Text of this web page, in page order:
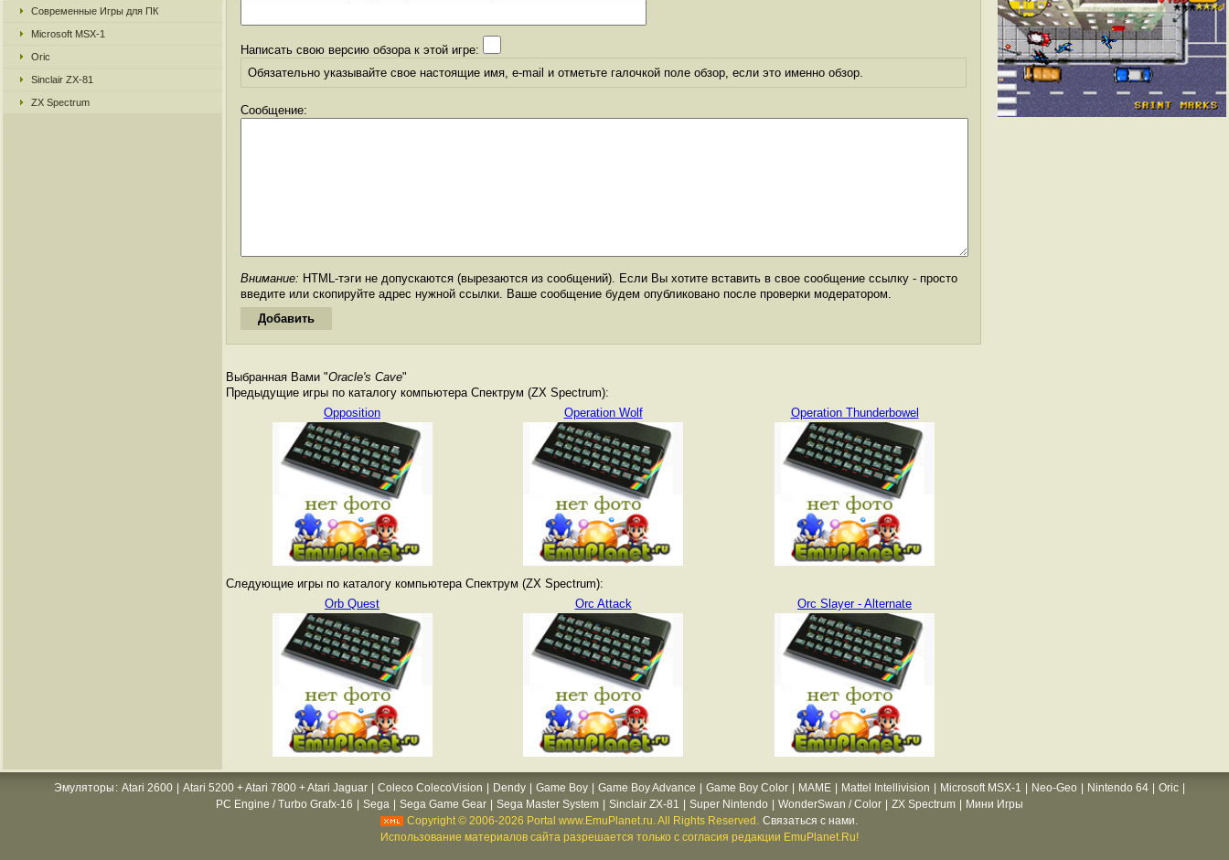
Современные Игры для ПК
Microsoft MSX-1
Oric
Sinclair ZX-81
ZX Spectrum
Написать свою версию обзора к этой игре:
Обязательно указывайте свое настоящие имя, e-mail и отметьте галочкой поле обзор, если это именно обзор.
Сообщение:
Внимание: HTML-тэги не допускаются (вырезаются из сообщений). Если Вы хотите вставить в свое сообщение ссылку - просто
введите или скопируйте адрес нужной ссылки. Ваше сообщение будем опубликовано после проверки модератором.
Выбранная Вами "Oracle's Cave"
Предыдущие игры по каталогу компьютера Спектрум (ZX Spectrum):
Opposition
Operation Wolf Operation Thunderbowel
Следующие игры по каталогу компьютера Спектрум (ZX Spectrum):
Orb Quest
Orc Attack Orc Slayer - Alternate
Эмуляторы : Atari 2600 Atari 5200 + Atari 7800 + Atari Jaguar Coleco ColecoVision Dendy Game Boy Game Boy Advance Game Boy Color MAME Mattel Intellivision Microsoft MSX-1 Neo-Geo Nintendo 64 Oric
PC Engine / Turbo Grafx-16
Sega Sega Game Gear Sega Master System Sinclair ZX-81 Super Nintendo WonderSwan / Color ZX Spectrum
Мини Игры
Copyright © 2006-2026 Portal www.EmuPlanet.ru. All Rights Reserved. Связаться с нами.
Использование материалов сайта разрешается только с согласия редакции EmuPlanet.Ru!